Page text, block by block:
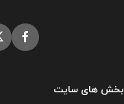
بخش های سایت